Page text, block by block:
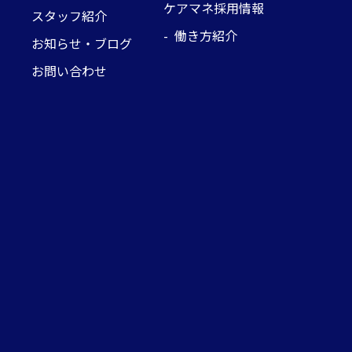
スタッフ紹介
お知らせ・ブログ
お問い合わせ
ケアマネ採用情報
- 働き方紹介